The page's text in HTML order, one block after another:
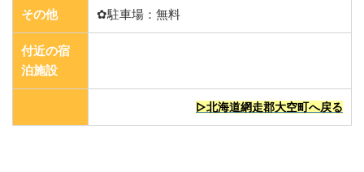
その他 ✿駐車場：無料
付近の宿
泊施設
▷北海道網走郡大空町へ戻る